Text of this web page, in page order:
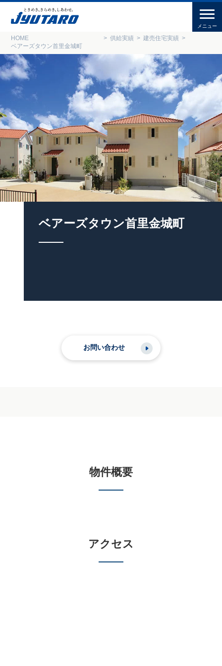
HOME 供給実績
建売住宅実績
ベアーズタウン首里金城町
ベアーズタウン首里金城町
お問い合わせ
物件概要
アクセス